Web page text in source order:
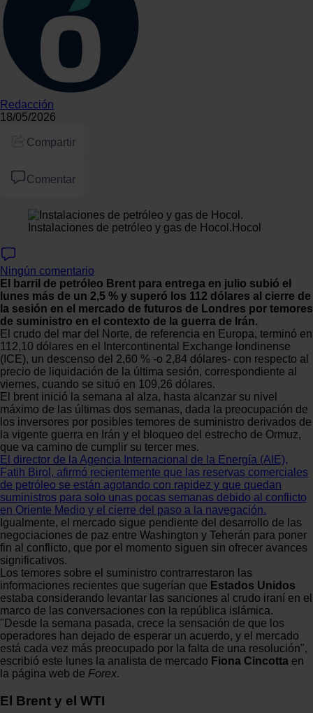
Redacción
18/05/2026
Compartir
Comentar
Instalaciones de petróleo y gas de Hocol. Hocol
Ningún comentario
El barril de petróleo Brent para entrega en julio subió el
lunes más de un 2,5 % y superó los 112 dólares al cierre de
la sesión en el mercado de futuros de Londres por temores
de suministro en el contexto de la guerra de Irán.
El crudo del mar del Norte, de referencia en Europa, terminó en
112,10 dólares en el Intercontinental Exchange londinense
(ICE), un descenso del 2,60 % -o 2,84 dólares- con respecto al
precio de liquidación de la última sesión, correspondiente al
viernes, cuando se situó en 109,26 dólares.
El brent inició la semana al alza, hasta alcanzar su nivel
máximo de las últimas dos semanas, dada la preocupación de
los inversores por posibles temores de suministro derivados de
la vigente guerra en Irán y el bloqueo del estrecho de Ormuz,
que va camino de cumplir su tercer mes.
El director de la Agencia Internacional de la Energía (AIE),
Fatih Birol, afirmó recientemente que las reservas comerciales
de petróleo se están agotando con rapidez y que quedan
suministros para solo unas pocas semanas debido al conflicto
en Oriente Medio y el cierre del paso a la navegación.
Igualmente, el mercado sigue pendiente del desarrollo de las
negociaciones de paz entre Washington y Teherán para poner
fin al conflicto, que por el momento siguen sin ofrecer avances
significativos.
Los temores sobre el suministro contrarrestaron las
informaciones recientes que sugerían que Estados Unidos
estaba considerando levantar las sanciones al crudo iraní en el
marco de las conversaciones con la república islámica.
"Desde la semana pasada, crece la sensación de que los
operadores han dejado de esperar un acuerdo, y el mercado
está cada vez más preocupado por la falta de una resolución",
escribió este lunes la analista de mercado Fiona Cincotta en
la página web de Forex.
El Brent y el WTI